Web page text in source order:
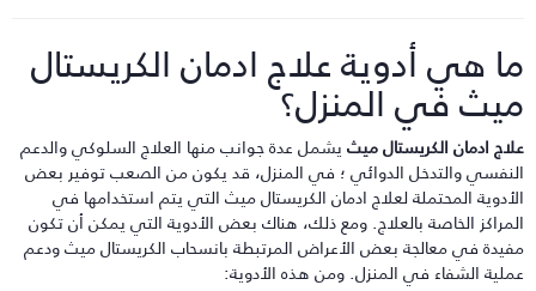
هي أدوية علاج ادمان الكريستال
في المنزل؟
ادمان الكريستال ميثيشمل عدة جوانب منها العلاج السلوكي والدعم
والتدخل الدوائي ؛ في المنزل، قد يكون من الصعب توفير بعض
المحتملة لعلاج ادمان الكريستال ميث التي يتم استخدامها في
الخاصة بالعلاج. ومع ذلك، هناك بعض الأدوية التي يمكن أن تكون
في معالجة بعض الأعراض المرتبطة بانسحاب الكريستال ميث ودعم
الشفاء في المنزل. ومن هذه الأدوية: